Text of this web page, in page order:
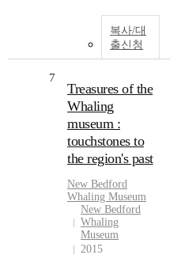
복사/대
출신청
7
Treasures of the
Whaling
museum :
touchstones to
the region's past
New Bedford
Whaling Museum
New Bedford
Whaling
Museum
2015